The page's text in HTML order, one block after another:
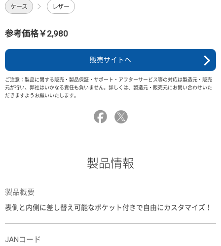
ケース レザー
参考価格￥2,980
販売サイトへ
ご注意：製品に関する販売・製品保証・サポート・アフターサービス等の対応は製造元・販売
元が行い、弊社はいかなる責任も負いません。詳しくは、製造元・販売元にお問い合わせいた
だきますようお願いいたします。
製品情報
製品概要
表側と内側に差し替え可能なポケット付きで自由にカスタマイズ！
JANコード